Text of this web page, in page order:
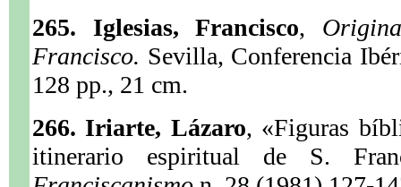
265. Iglesias, Francisco,
Francisco. Sevilla, Conferencia
128 pp., 21 cm.
266. Iriarte, Lázaro, «Figuras
itinerario espiritual de S.